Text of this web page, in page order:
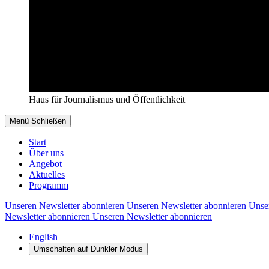
Haus für Journalismus und Öffentlichkeit
Menü Schließen
Start
Über uns
Angebot
Aktuelles
Programm
Unseren Newsletter abonnieren Unseren Newsletter abonnieren
Newsletter abonnieren Unseren Newsletter abonnieren
English
Umschalten auf DunklerModus